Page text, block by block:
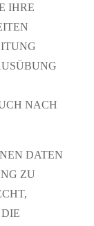
IHRE
NACH
DATEN
ZU